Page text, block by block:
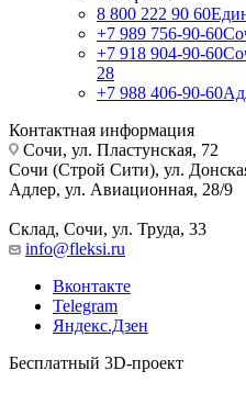
8 800 222 90 60
+7 989 756-90-60
+7 918 904-90-60
28
+7 988 406-90-60
Контактная информация
Сочи, ул. Пластунская, 72
Сочи (Строй Сити), ул.
Адлер, ул. Авиационная, 28/9
Склад, Сочи, ул. Труда, 33
info@fleksi.ru
Вконтакте
Telegram
Яндекс.Дзен
Бесплатный 3D-проект